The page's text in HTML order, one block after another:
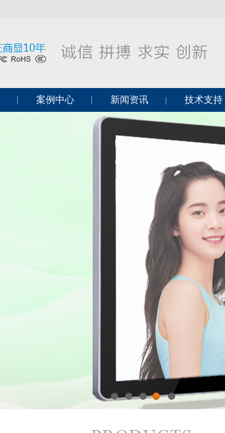
案例中心 新闻资讯 技术支持
1 3 4 5